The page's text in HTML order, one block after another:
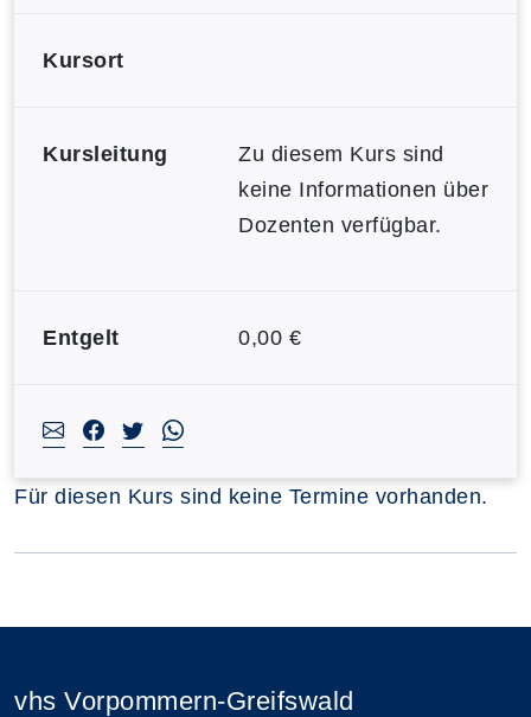
Kursort
Kursleitung
Zu diesem Kurs sind
keine Informationen über
Dozenten verfügbar.
Entgelt 0,00 €
Für diesen Kurs sind keine Termine vorhanden.
vhs Vorpommern-Greifswald